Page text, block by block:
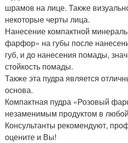
шрамов на лице. Также
некоторые черты лица.
Нанесение компактной
фарфор» на губы после
губ, и до нанесения помады,
стойкость помады.
Также эта пудра является
основа.
Компактная пудра «Розовый
незаменимым продуктом в
Консультанты рекомендуют,
оцените и Вы!